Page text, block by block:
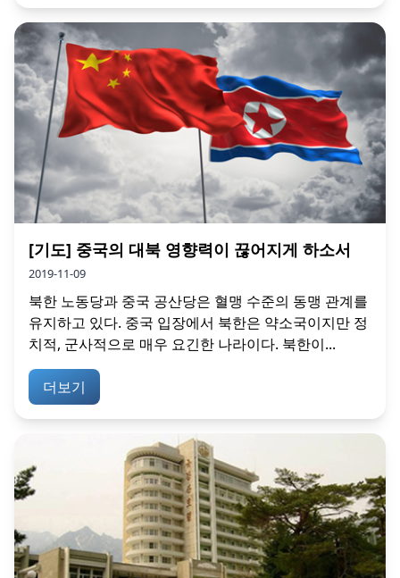
[기도] 중국의 대북 영향력이 끊어지게 하소서
2019-11-09
북한 노동당과 중국 공산당은 혈맹 수준의 동맹 관계를
유지하고 있다. 중국 입장에서 북한은 약소국이지만 정
치적, 군사적으로 매우 요긴한 나라이다. 북한이...
더보기